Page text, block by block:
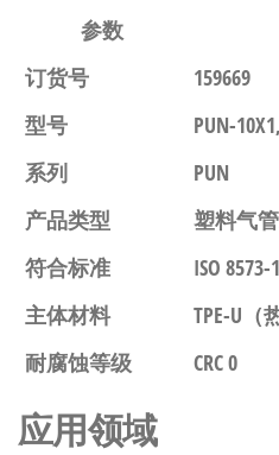
参数
订货号
159669
型号
PUN-
系列
PUN
产品类型
塑料气
符合标准
ISO 8573-
主体材料
TPE-U（
耐腐蚀等级
CRC 0
应用领域